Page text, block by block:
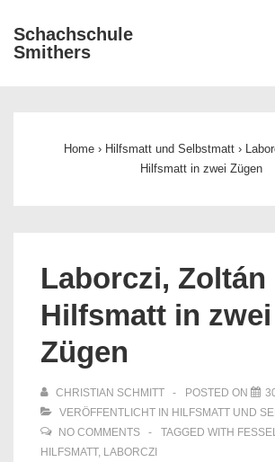
Zum
Inhalt
Schachschule
Smithers
Home › Hilfsmatt und Selbstmatt ›
Hilfsmatt in zwei Zügen
Laborczi, Zoltán
Hilfsmatt in zwei
Zügen
CHRISTIAN SCHMITT POSTED ON
VERÖFFENTLICHT IN HILFSMATT UND
NO COMMENTS
TAGGED WITH
HILFSMATT, LABORCZI